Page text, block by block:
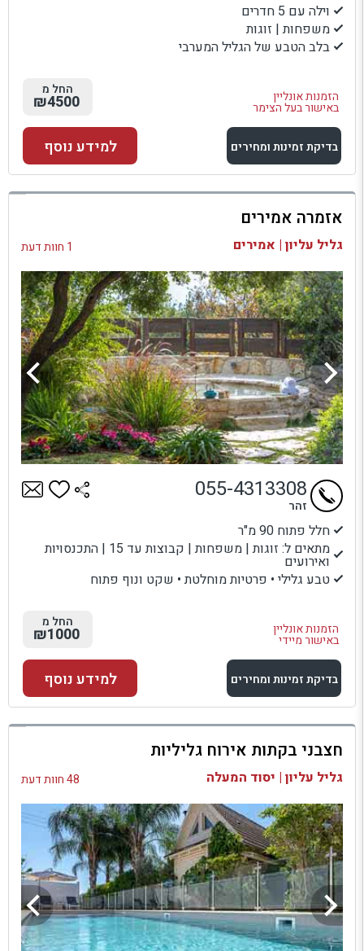
וילה עם 5 חדרים
משפחות | זוגות
בלב הטבע של הגליל המערבי
הזמנות אונליין
באישור בעל הצימר
החל מ
₪4500
בדיקת זמינות ומחירים
למתחם זה
בדיקת זמינות ומחירים
למידע נוסף
אזמרה אמירים
גליל עליון | אמירים 1 חוות דעת
חלל פתוח 90 מ"ר
מתאים ל: זוגות | משפחות | קבוצות עד 15 | התכנסויות
ואירועים
טבע גלילי • פרטיות מוחלטת • שקט ונוף פתוח
הזמנות אונליין
באישור מיידי
055-4313308
זהר
החל מ
₪1000
בדיקת זמינות ומחירים
למתחם זה
בדיקת זמינות ומחירים
למידע נוסף
חצבני בקתות אירוח גליליות
גליל עליון | יסוד המעלה 48 חוות דעת